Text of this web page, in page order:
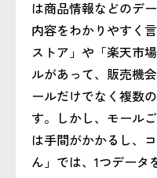
は商品情報などのデ
内容をわかりやすく
ストア」や「楽天市
ルがあって、販売機
ールだけでなく複数
す。しかし、モール
は手間がかかるし、
ん」では、1つデータ